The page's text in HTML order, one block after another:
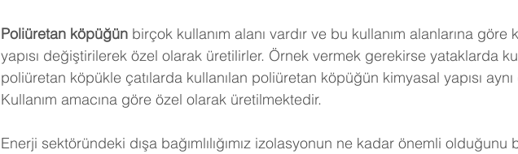
Poliüretan köpüğün birçok kullanım alanı vardır ve bu kullanım alanlarına göre
yapısı değiştirilerek özel olarak üretilirler. Örnek vermek gerekirse yataklarda
poliüretan köpükle çatılarda kullanılan poliüretan köpüğün kimyasal yapısı
Kullanım amacına göre özel olarak üretilmektedir.
Enerji sektöründeki dışa bağımlılığımız izolasyonun ne kadar önemli olduğunu